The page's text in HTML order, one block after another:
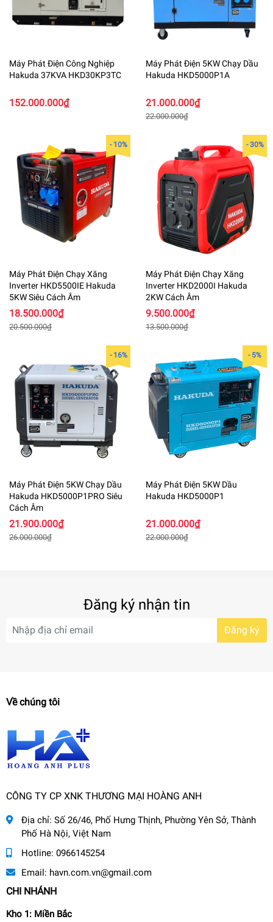
Máy Phát Điện Công Nghiệp
Hakuda 37KVA HKD30KP3TC
152.000.000₫
Máy Phát Điện 5KW Chạy Dầu
Hakuda HKD5000P1A
21.000.000₫
22.000.000₫
- 10%
Máy Phát Điện Chạy Xăng
Inverter HKD5500IE Hakuda
5KW Siêu Cách Âm
18.500.000₫
20.500.000₫
- 30%
Máy Phát Điện Chạy Xăng
Inverter HKD2000I Hakuda
2KW Cách Âm
9.500.000₫
13.500.000₫
- 16%
Máy Phát Điện 5KW Chạy Dầu
Hakuda HKD5000P1PRO Siêu
Cách Âm
21.900.000₫
26.000.000₫
- 5%
Máy Phát Điện 5KW Dầu
Hakuda HKD5000P1
21.000.000₫
22.000.000₫
Đăng ký nhận tin
Đăng ký
Về chúng tôi
CÔNG TY CP XNK THƯƠNG MẠI HOÀNG ANH
Địa chỉ: Số 26/46, Phố Hưng Thịnh, Phường Yên Sở, Thành
Phố Hà Nội, Việt Nam
Hotline: 0966145254
Email: havn.com.vn@gmail.com
CHI NHÁNH
Kho 1: Miền Bắc